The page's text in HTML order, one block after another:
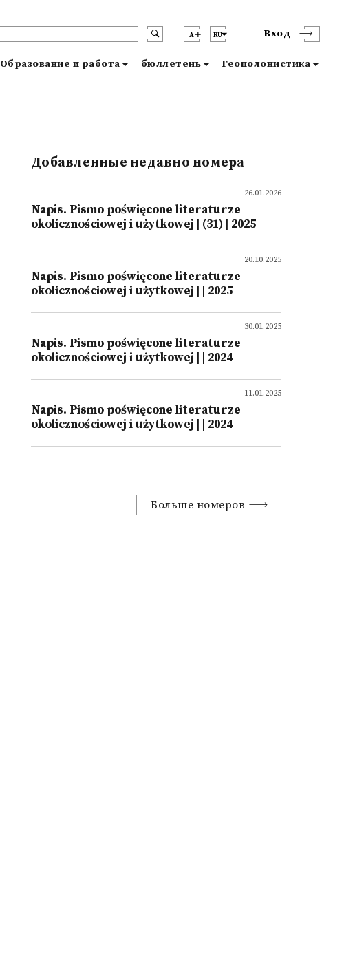
A RU Вход
Образование и работа бюллетень Геополонистика
Добавленные недавно номера
26.01.2026
Napis. Pismo poświęcone literaturze
okolicznościowej i użytkowej | (31) | 2025
20.10.2025
Napis. Pismo poświęcone literaturze
okolicznościowej i użytkowej | | 2025
30.01.2025
Napis. Pismo poświęcone literaturze
okolicznościowej i użytkowej | | 2024
11.01.2025
Napis. Pismo poświęcone literaturze
okolicznościowej i użytkowej | | 2024
Больше номеров